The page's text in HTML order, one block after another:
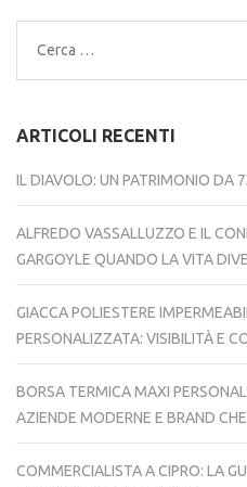
Ricerca
per:
ARTICOLI RECENTI
IL DIAVOLO: UN PATRIMONIO DA
ALFREDO VASSALLUZZO E IL
GARGOYLE QUANDO LA VITA
GIACCA POLIESTERE
PERSONALIZZATA: VISIBILITÀ E
BORSA TERMICA MAXI
AZIENDE MODERNE E BRAND
COMMERCIALISTA A CIPRO: LA